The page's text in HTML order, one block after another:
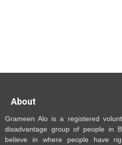
About
Grameen Alo is a registered
disadvantage group of people in
believe in where people have